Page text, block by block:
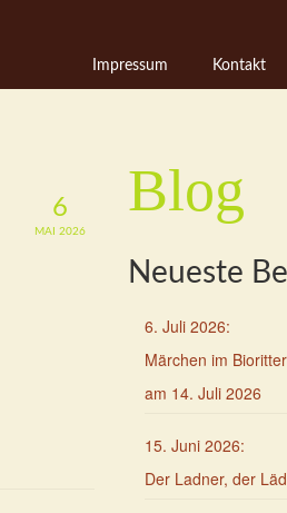
Impressum Kontakt
6
MAI 2026
Blog
Neueste
6. Juli 2026:
Märchen im Bioritter – Tiermärchen
am 14. Juli 2026
15. Juni 2026:
Der Ladner, der